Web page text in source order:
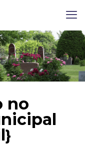
Cemitério
no
}